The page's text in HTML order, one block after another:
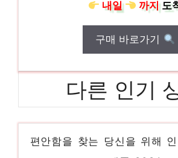
내일
까지도
구매 바로가기
다른 인기
슈퍼너츠피넛버터크